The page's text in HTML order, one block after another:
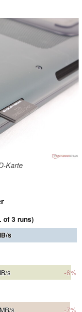
Karte
of 3 runs)
s
s -6%
MB/s -7%